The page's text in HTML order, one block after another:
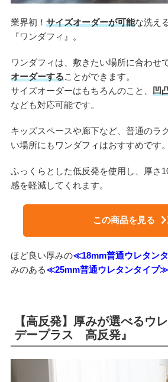
業界初！ サイズオーダーが可能な洗え
『ワンダフィ』。
ワンダフィは、敷きたい場所に合わせ
オーダーすることができます。
サイズオーダーはもちろんのこと、 凹
なども対応可能です。
キッズスペースや廊下など、普通のラ
い場所にもワンダフィはおすすめです。
ふっくらとした低反発を使用し、厚さ
感を軽減してくれます。
この商品を見る
ほど良い厚みの≪18mm普通ウレタン
みのある≪25mm普通ウレタンタイプ≫
【高反発】厚みが選べるウ
デープラス 高反発』